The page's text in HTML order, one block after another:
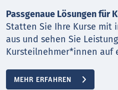
Passgenaue Lösungen für
Statten Sie Ihre Kurse mit
aus und sehen Sie
Kursteilnehmer*innen auf
MEHR ERFAHREN